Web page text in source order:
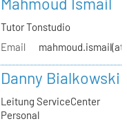
Tutor Tonstudio
Email
Danny Bialkowski
Leitung ServiceCenter
Personal